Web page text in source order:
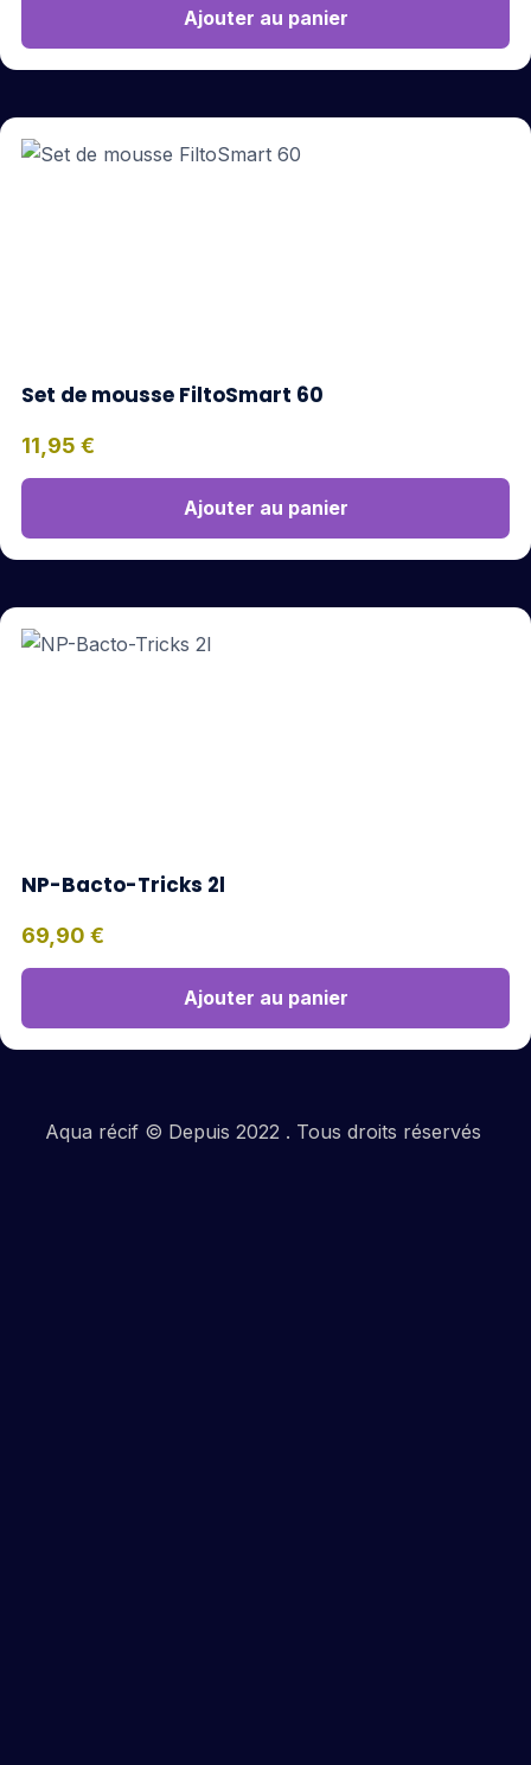
Ajouter au panier
Set de mousse FiltoSmart 60
11,95 €
Ajouter au panier
NP-Bacto-Tricks 2l
69,90 €
Ajouter au panier
Aqua récif © Depuis 2022 . Tous droits réservés